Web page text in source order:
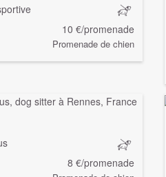
10 €/promenade
Promenade de chien
8 €/promenade